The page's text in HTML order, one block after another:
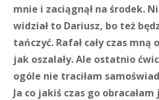
mnie i zaciągnął na środek.
widział to Dariusz, bo też
tańczyć. Rafał cały czas mną
jak oszalały. Ale ostatnio
ogóle nie traciłam
Ja co jakiś czas go